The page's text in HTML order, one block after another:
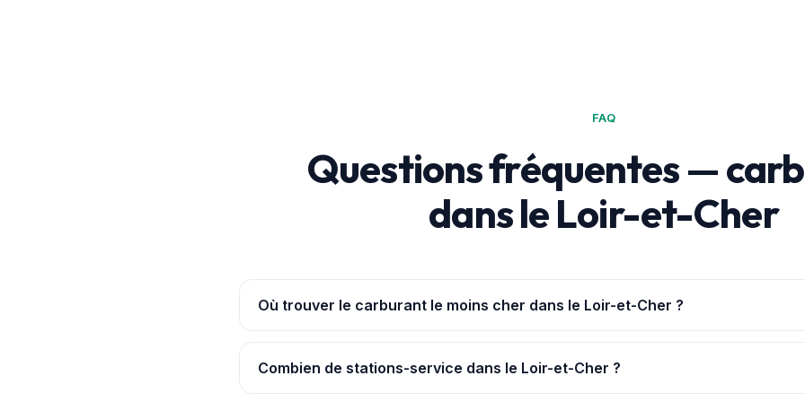
FAQ
Questions fréquentes —
dans le Loir-et-Cher
Où trouver le carburant le moins cher dans le Loir-et-Cher ?
moins cher relevé y était à 1,823 € (Blois).
Combien de stations-service dans le Loir-et-Cher ?